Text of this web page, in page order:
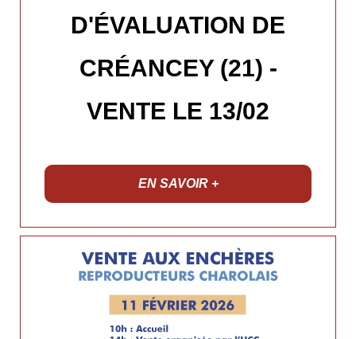
D'ÉVALUATION DE
CRÉANCEY (21) -
VENTE LE 13/02
EN SAVOIR +